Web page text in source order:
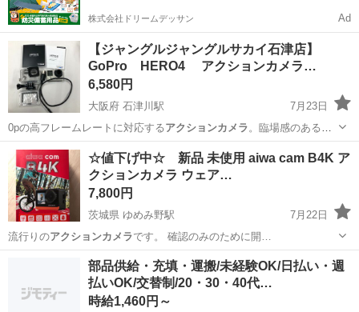
株式会社ドリームデッサン Ad
【ジャングルジャングルサカイ石津店】
GoPro HERO4 アクションカメラ…
6,580円
大阪府 石津川駅
7月23日
0pの高フレームレートに対応するアクションカメラ。臨場感のある映
像を記録できる。…
大阪 堺市 石津川駅 カメラ GoPro
☆値下げ中☆ 新品 未使用 aiwa cam B4K ア
クションカメラ ウェア…
7,800円
茨城県 ゆめみ野駅
7月22日
流行りのアクションカメラ です。 確認のみのために開…
取手市 ゆめみ野駅 ビデオカメラ、ムービーカメラ
部品供給・充填・運搬/未経験OK/日払い・週
払いOK/交替制/20・30・40代…
時給1,460円～